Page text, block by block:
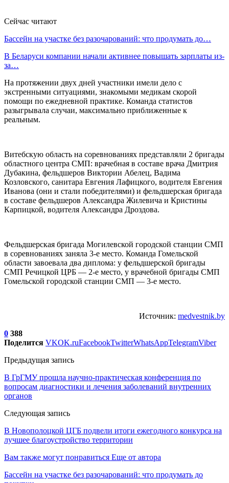
Сейчас читают
Бассейн на участке без разочарований: что продумать до…
В Беларуси компании начали активнее повышать зарплаты из-
за…
На протяжении двух дней участники имели дело с
экстренными ситуациями, знакомыми медикам скорой
помощи по ежедневной практике. Команда статистов
разыгрывала случаи, максимально приближенные к
реальным.
Витебскую область на соревнованиях представляли 2 бригады
областного центра СМП: врачебная в составе врача Дмитрия
Дубакина, фельдшеров Виктории Абелец, Вадима
Козловского, санитара Евгения Лафицкого, водителя Евгения
Иванова (они и стали победителями) и фельдшерская бригада
в составе фельдшеров Александра Жилевича и Кристины
Карпицкой, водителя Александра Дроздова.
Фельдшерская бригада Могилевской городской станции СМП
в соревнованиях заняла 3-е место. Команда Гомельской
области завоевала два диплома: у фельдшерской бригады
СМП Речицкой ЦРБ — 2-е место, у врачебной бригады СМП
Гомельской городской станции СМП — 3-е место.
Источник: medvestnik.by
0 388
Поделится VKOK.ruFacebookTwitterWhatsAppTelegramViber
Предыдущая запись
В ГрГМУ прошла научно-практическая конференция по
вопросам диагностики и лечения заболеваний внутренних
органов
Следующая запись
В Новополоцкой ЦГБ подвели итоги ежегодного конкурса на
лучшее благоустройство территории
Вам также могут понравиться Еще от автора
Бассейн на участке без разочарований: что продумать до